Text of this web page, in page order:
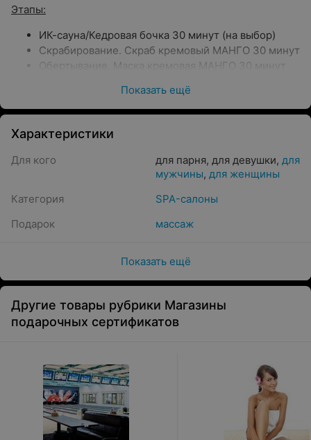
Этапы:
ИК-сауна/Кедровая бочка 30 минут (на выбор)
Скрабирование. Скраб кремовый МАНГО 30 минут
Обертывание. Маска кремовая МАНГО 30 минут
психоэмоционального состояния; Избавление от
раздражительности и агресси, Избавление от
бессонницы; Снятие напряжения и хронической
усталости.
Показать ещё
Характеристики
Для кого для парня, для девушки, для
мужчины, для женщины
Категория
SPA-салоны
Подарок
массаж
Показать ещё
Другие товары рубрики Магазины
подарочных сертификатов